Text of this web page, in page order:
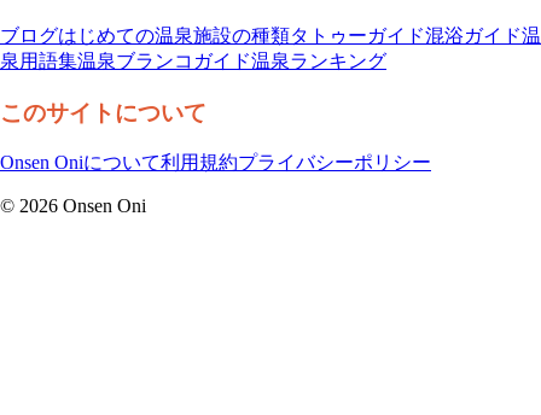
ブログはじめての温泉施設の種類タトゥーガイド混浴ガイド温
泉用語集温泉ブランコガイド温泉ランキング
このサイトについて
Onsen Oniについて利用規約プライバシーポリシー
© 2026 Onsen Oni